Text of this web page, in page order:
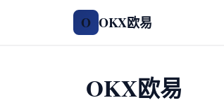
O OKX欧易
OKX欧易